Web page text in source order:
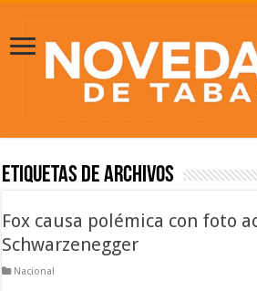
Etiquetas de Archivos
Fox causa polémica con foto
Schwarzenegger
Nacional